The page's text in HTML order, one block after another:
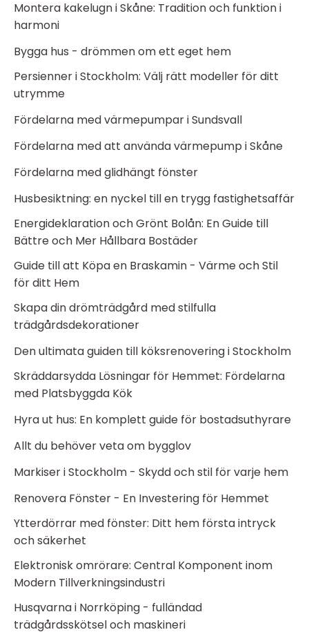
Montera kakelugn i Skåne: Tradition och funktion i
harmoni
Bygga hus - drömmen om ett eget hem
Persienner i Stockholm: Välj rätt modeller för ditt
utrymme
Fördelarna med värmepumpar i Sundsvall
Fördelarna med att använda värmepump i Skåne
Fördelarna med glidhängt fönster
Husbesiktning: en nyckel till en trygg fastighetsaffär
Energideklaration och Grönt Bolån: En Guide till
Bättre och Mer Hållbara Bostäder
Guide till att Köpa en Braskamin - Värme och Stil
för ditt Hem
Skapa din drömträdgård med stilfulla
trädgårdsdekorationer
Den ultimata guiden till köksrenovering i Stockholm
Skräddarsydda Lösningar för Hemmet: Fördelarna
med Platsbyggda Kök
Hyra ut hus: En komplett guide för bostadsuthyrare
Allt du behöver veta om bygglov
Markiser i Stockholm - Skydd och stil för varje hem
Renovera Fönster - En Investering för Hemmet
Ytterdörrar med fönster: Ditt hem första intryck
och säkerhet
Elektronisk omrörare: Central Komponent inom
Modern Tillverkningsindustri
Husqvarna i Norrköping - fulländad
trädgårdsskötsel och maskineri